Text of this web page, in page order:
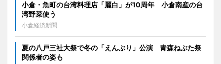
小倉・魚町の台湾料理店「麗白」が10周年 小倉南産の台
湾野菜使う
小倉経済新聞
夏の八戸三社大祭で冬の「えんぶり」公演 青森ねぶた祭
関係者の姿も